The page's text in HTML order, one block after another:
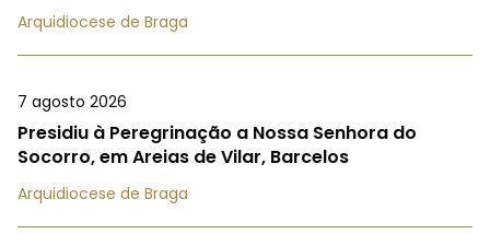
Arquidiocese de Braga
7 agosto 2026
Presidiu à Peregrinação a Nossa Senhora do
Socorro, em Areias de Vilar, Barcelos
Arquidiocese de Braga